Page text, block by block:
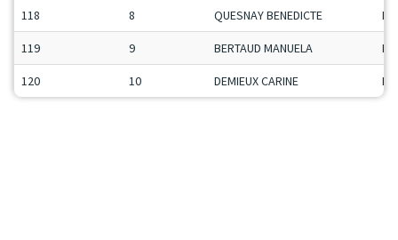
118 8 QUESNAY BENEDICTE
119 9 BERTAUD MANUELA
120 10 DEMIEUX CARINE